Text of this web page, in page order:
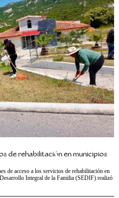
de rehabilitación en municipios
de acceso a los servicios de rehabilitación en
Integral de la Familia (SEDIF) realizó